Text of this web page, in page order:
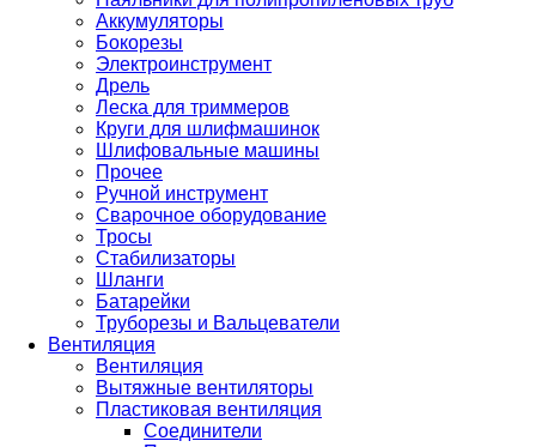
Аккумуляторы
Бокорезы
Электроинструмент
Дрель
Леска для триммеров
Круги для шлифмашинок
Шлифовальные машины
Прочее
Ручной инструмент
Сварочное оборудование
Тросы
Стабилизаторы
Шланги
Батарейки
Труборезы и Вальцеватели
Вентиляция
Вентиляция
Вытяжные вентиляторы
Пластиковая вентиляция
Соединители